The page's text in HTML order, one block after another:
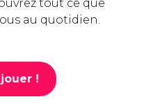
tout ce que
au quotidien.
!